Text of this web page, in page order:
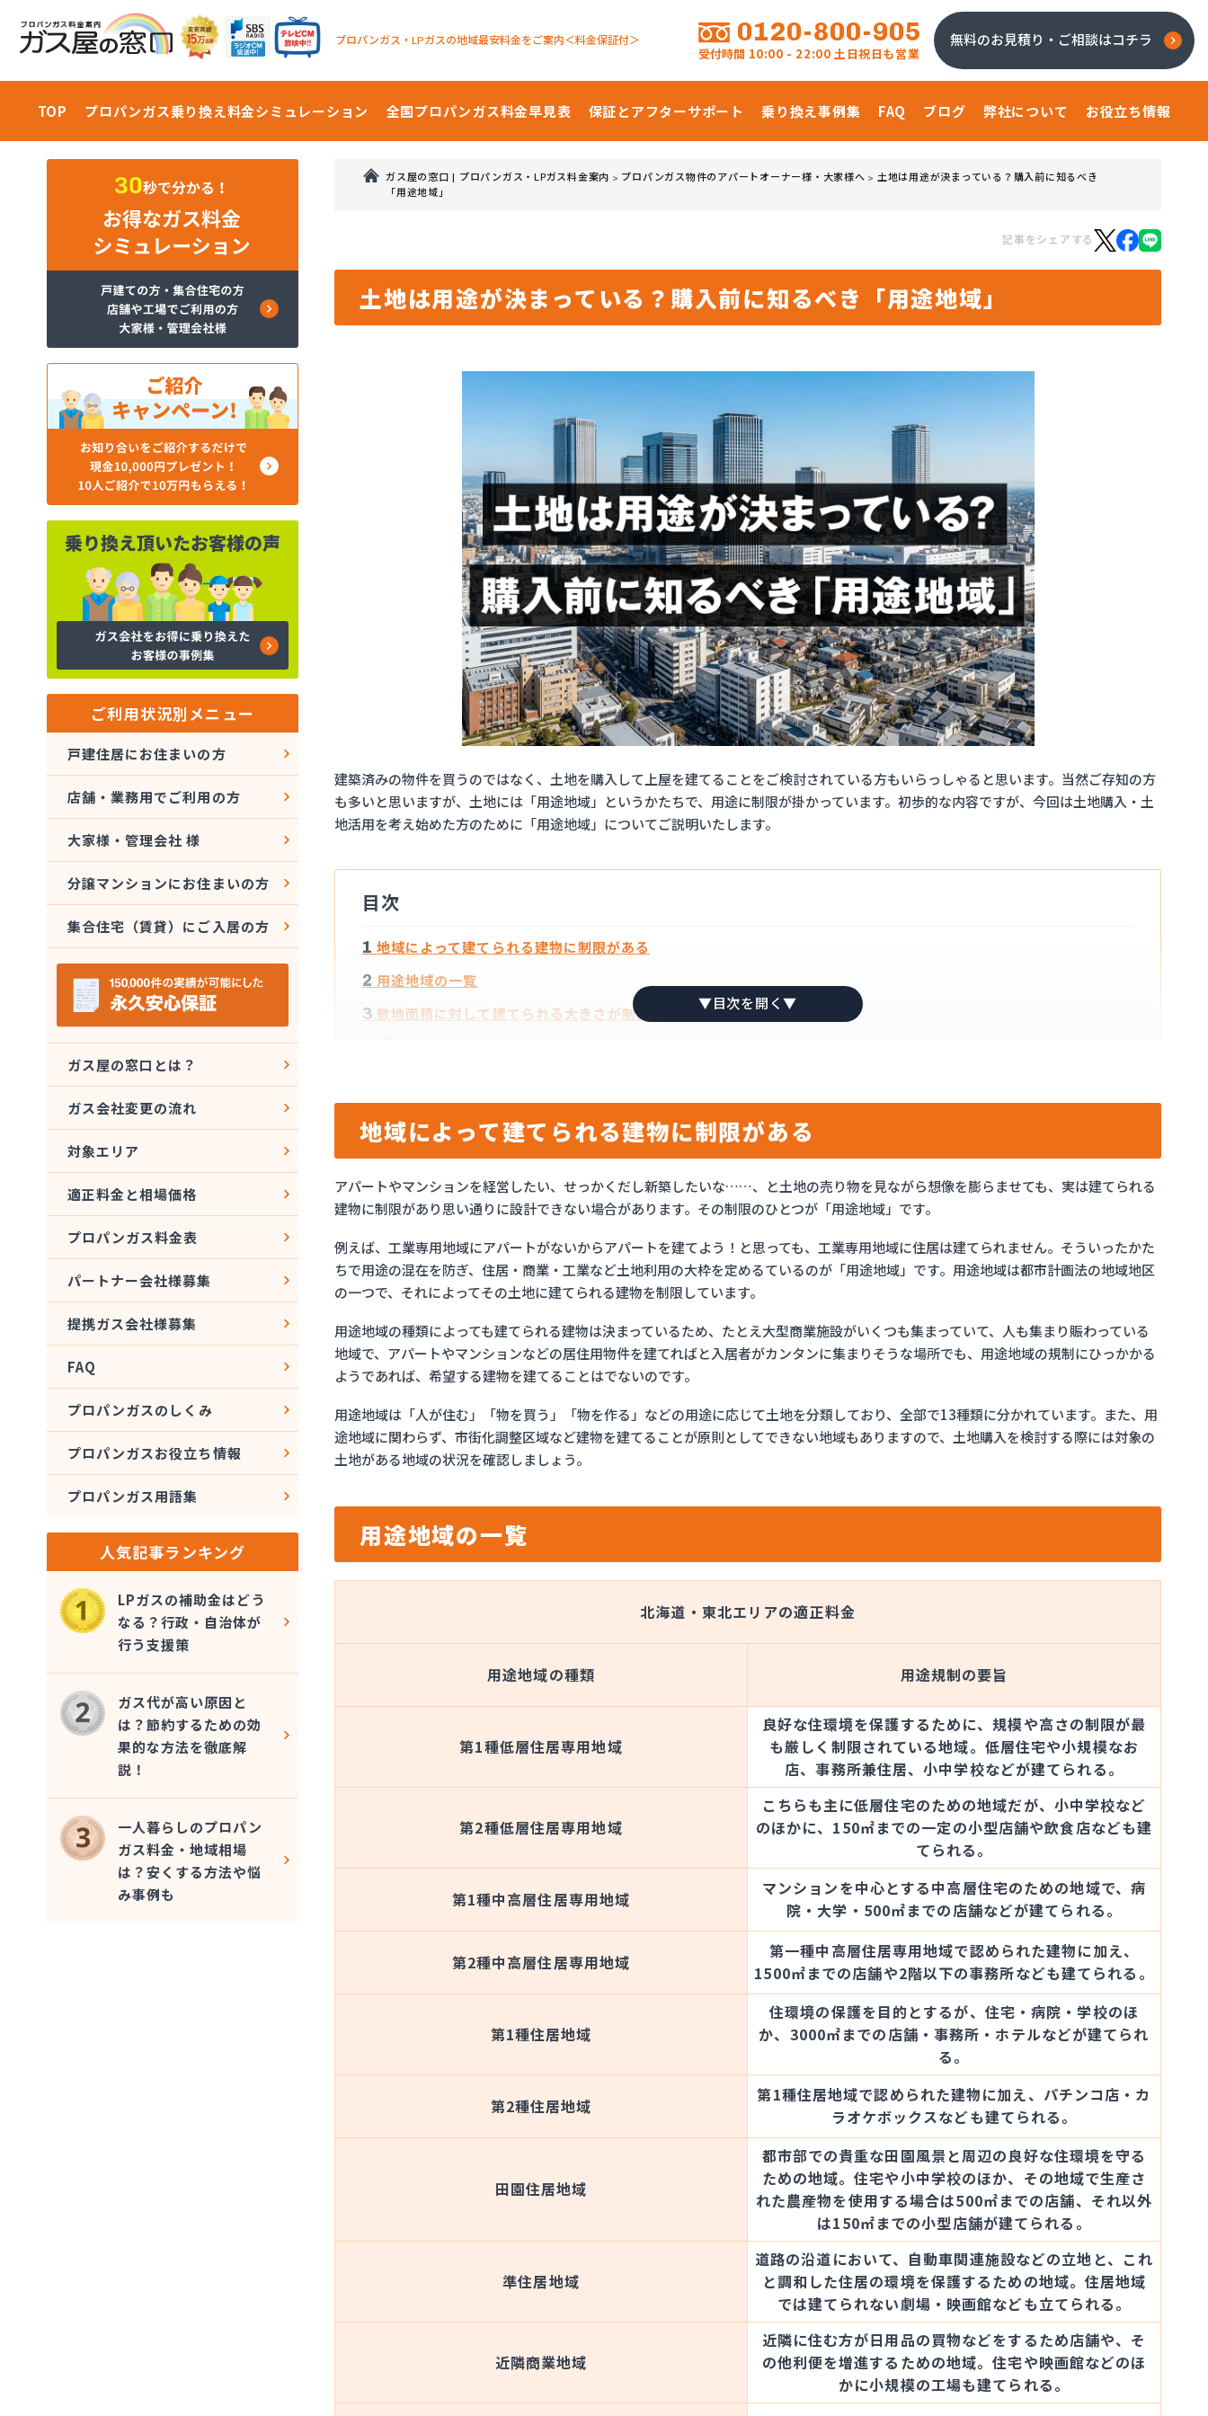
プロパンガス・LPガスの地域最安料金をご案内＜料金保証付＞ 0120-800-905
受付時間 10:00 - 22:00 土日祝日も営業
無料のお見積り・ご相談はコチラ
TOP プロパンガス乗り換え料金シミュレーション 全国プロパンガス料金早見表 保証とアフターサポート 乗り換え事例集 FAQ ブログ 弊社について お役立ち情報
ガス屋の窓口 | プロパンガス・LPガス料金案内 > プロパンガス物件のアパートオーナー様・大家様へ > 土地は用途が決まっている？購入前に知るべき
「用途地域」
記事をシェアする
土地は用途が決まっている？購入前に知るべき「用途地域」
建築済みの物件を買うのではなく、土地を購入して上屋を建てることをご検討されている方もいらっしゃると思います。当然ご存知の方
も多いと思いますが、土地には「用途地域」というかたちで、用途に制限が掛かっています。初歩的な内容ですが、今回は土地購入・土
地活用を考え始めた方のために「用途地域」についてご説明いたします。
目次
1 地域によって建てられる建物に制限がある
2 用途地域の一覧
3 敷地面積に対して建てられる大きさが制限されてる
4用途地域と建築面積を踏まえて利回りを考えよう
地域によって建てられる建物に制限がある
アパートやマンションを経営したい、せっかくだし新築したいな……、と土地の売り物を見ながら想像を膨らませても、実は建てられる
建物に制限があり思い通りに設計できない場合があります。その制限のひとつが「用途地域」です。
例えば、工業専用地域にアパートがないからアパートを建てよう！と思っても、工業専用地域に住居は建てられません。そういったかた
ちで用途の混在を防ぎ、住居・商業・工業など土地利用の大枠を定めるているのが「用途地域」です。用途地域は都市計画法の地域地区
の一つで、それによってその土地に建てられる建物を制限しています。
用途地域の種類によっても建てられる建物は決まっているため、たとえ大型商業施設がいくつも集まっていて、人も集まり賑わっている
地域で、アパートやマンションなどの居住用物件を建てればと入居者がカンタンに集まりそうな場所でも、用途地域の規制にひっかかる
ようであれば、希望する建物を建てることはでないのです。
用途地域は「人が住む」「物を買う」「物を作る」などの用途に応じて土地を分類しており、全部で13種類に分かれています。また、用
途地域に関わらず、市街化調整区域など建物を建てることが原則としてできない地域もありますので、土地購入を検討する際には対象の
土地がある地域の状況を確認しましょう。
用途地域の一覧
北海道・東北エリアの適正料金
用途地域の種類 用途規制の要旨
第1種低層住居専用地域
良好な住環境を保護するために、規模や高さの制限が最
も厳しく制限されている地域。低層住宅や小規模なお
店、事務所兼住居、小中学校などが建てられる。
第2種低層住居専用地域
こちらも主に低層住宅のための地域だが、小中学校など
のほかに、150㎡までの一定の小型店舗や飲食店なども建
てられる。
第1種中高層住居専用地域
マンションを中心とする中高層住宅のための地域で、病
院・大学・500㎡までの店舗などが建てられる。
第2種中高層住居専用地域
第一種中高層住居専用地域で認められた建物に加え、
1500㎡までの店舗や2階以下の事務所なども建てられる。
第1種住居地域
住環境の保護を目的とするが、住宅・病院・学校のほ
か、3000㎡までの店舗・事務所・ホテルなどが建てられ
る。
第2種住居地域
第1種住居地域で認められた建物に加え、パチンコ店・カ
ラオケボックスなども建てられる。
田園住居地域
都市部での貴重な田園風景と周辺の良好な住環境を守る
ための地域。住宅や小中学校のほか、その地域で生産さ
れた農産物を使用する場合は500㎡までの店舗、それ以外
は150㎡までの小型店舗が建てられる。
準住居地域
道路の沿道において、自動車関連施設などの立地と、これ
と調和した住居の環境を保護するための地域。住居地域
では建てられない劇場・映画館なども立てられる。
近隣商業地域
近隣に住む方が日用品の買物などをするため店舗や、そ
の他利便を増進するための地域。住宅や映画館などのほ
かに小規模の工場も建てられる。
ご利用状況別メニュー
戸建住居にお住まいの方
店舗・業務用でご利用の方
大家様・管理会社 様
分譲マンションにお住まいの方
集合住宅（賃貸）にご入居の方
ガス屋の窓口とは？
ガス会社変更の流れ
対象エリア
適正料金と相場価格
プロパンガス料金表
パートナー会社様募集
提携ガス会社様募集
FAQ
プロパンガスのしくみ
プロパンガスお役立ち情報
プロパンガス用語集
人気記事ランキング
LPガスの補助金はどう
なる？行政・自治体が
行う支援策
ガス代が高い原因と
は？節約するための効
果的な方法を徹底解
説！
一人暮らしのプロパン
ガス料金・地域相場
は？安くする方法や悩
み事例も